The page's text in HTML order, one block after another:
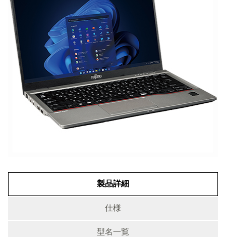
製品詳細
仕様
型名一覧